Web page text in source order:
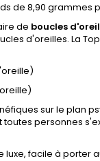
de 8,90 grammes
de boucles
d'oreilles. La
sur le plan
personnes
facile à porter